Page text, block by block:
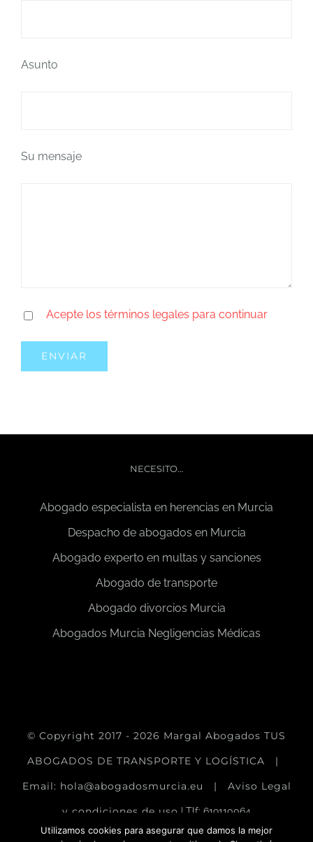
Asunto
Su mensaje
Acepte los términos legales para continuar
NECESITO…
Abogado especialista en herencias en Murcia
Despacho de abogados en Murcia
Abogado experto en multas y sanciones
Abogado de transporte
Abogado divorcios Murcia
Abogados Murcia Negligencias Médicas
© Copyright 2017 - 2026 Margal Abogados TUS
ABOGADOS DE TRANSPORTE Y LOGÍSTICA
|
Email: hola@abogadosmurcia.eu | Aviso Legal
y condiciones de uso | Tlf: 619110064
Utilizamos cookies para asegurar que damos la mejor